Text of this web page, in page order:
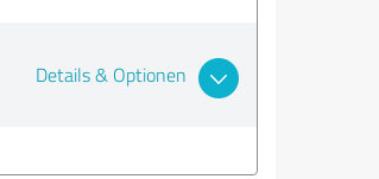
Details & Optionen